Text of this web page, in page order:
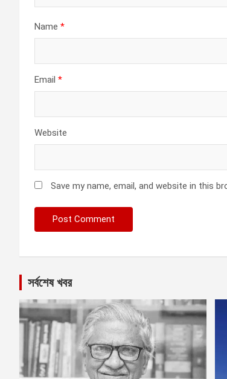
Name *
Email *
Website
Save my name, email, and website in this
সর্বশেষ খবর